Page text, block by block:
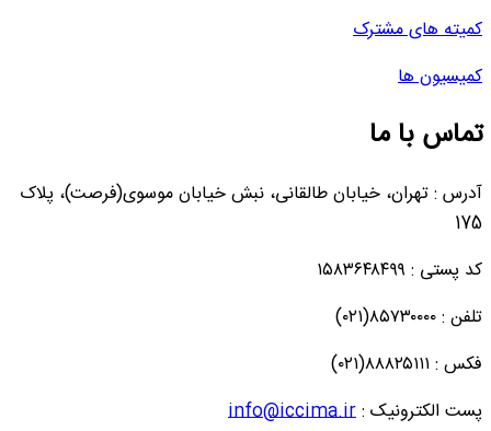
کمیته های مشترک
کمیسیون ها
تماس با ما
آدرس : تهران، خیابان طالقانی، نبش خیابان موسوی(فرصت)، پلاک
175
کد پستی : ۱۵۸۳۶۴۸۴۹۹
تلفن : ۸۵۷۳۰۰۰۰(۰۲۱)
فکس : ۸۸۸۲۵۱۱۱(۰۲۱)
پست الکترونیک :info@iccima.ir